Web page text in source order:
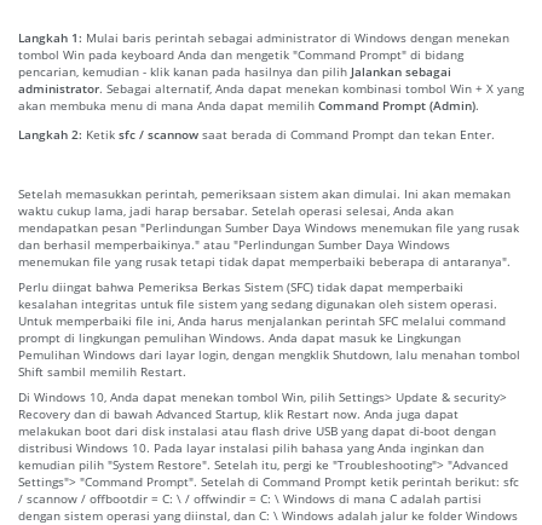
Langkah 1: Mulai baris perintah sebagai administrator di Windows dengan menekan
tombol Win pada keyboard Anda dan mengetik "Command Prompt" di bidang
pencarian, kemudian - klik kanan pada hasilnya dan pilih Jalankan sebagai
administrator. Sebagai alternatif, Anda dapat menekan kombinasi tombol Win + X yang
akan membuka menu di mana Anda dapat memilih Command Prompt (Admin).
Langkah 2: Ketik sfc / scannow saat berada di Command Prompt dan tekan Enter.
Setelah memasukkan perintah, pemeriksaan sistem akan dimulai. Ini akan memakan
waktu cukup lama, jadi harap bersabar. Setelah operasi selesai, Anda akan
mendapatkan pesan "Perlindungan Sumber Daya Windows menemukan file yang rusak
dan berhasil memperbaikinya." atau "Perlindungan Sumber Daya Windows
menemukan file yang rusak tetapi tidak dapat memperbaiki beberapa di antaranya".
Perlu diingat bahwa Pemeriksa Berkas Sistem (SFC) tidak dapat memperbaiki
kesalahan integritas untuk file sistem yang sedang digunakan oleh sistem operasi.
Untuk memperbaiki file ini, Anda harus menjalankan perintah SFC melalui command
prompt di lingkungan pemulihan Windows. Anda dapat masuk ke Lingkungan
Pemulihan Windows dari layar login, dengan mengklik Shutdown, lalu menahan tombol
Shift sambil memilih Restart.
Di Windows 10, Anda dapat menekan tombol Win, pilih Settings> Update & security>
Recovery dan di bawah Advanced Startup, klik Restart now. Anda juga dapat
melakukan boot dari disk instalasi atau flash drive USB yang dapat di-boot dengan
distribusi Windows 10. Pada layar instalasi pilih bahasa yang Anda inginkan dan
kemudian pilih "System Restore". Setelah itu, pergi ke "Troubleshooting"> "Advanced
Settings"> "Command Prompt". Setelah di Command Prompt ketik perintah berikut: sfc
/ scannow / offbootdir = C: \ / offwindir = C: \ Windows di mana C adalah partisi
dengan sistem operasi yang diinstal, dan C: \ Windows adalah jalur ke folder Windows